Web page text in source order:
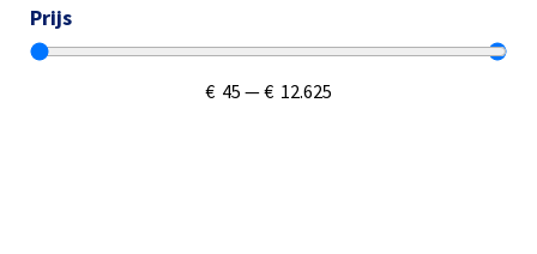
Prijs
€ 45 —€ 12.625